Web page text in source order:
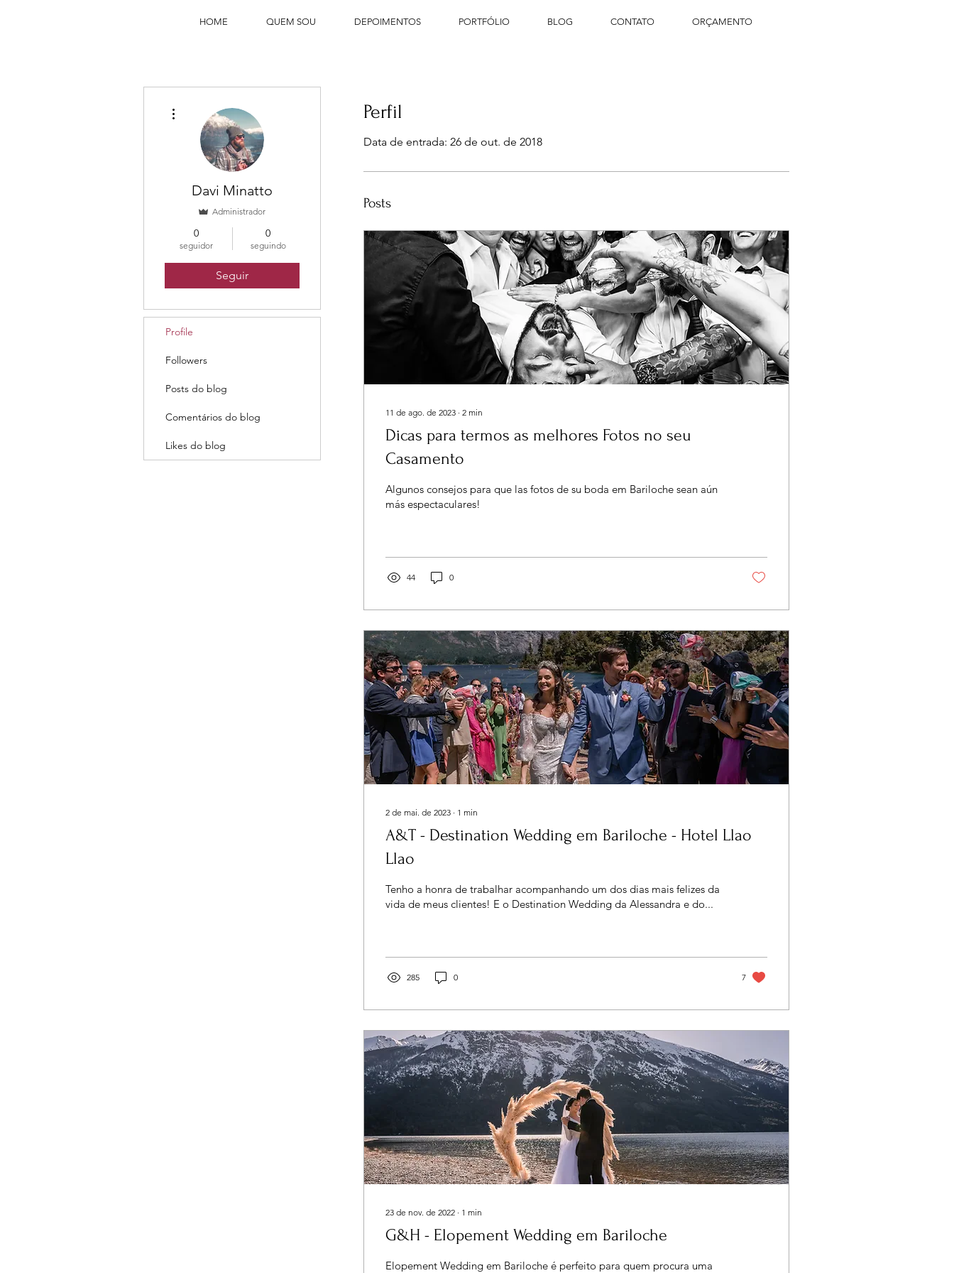
HOME QUEM SOU DEPOIMENTOS PORTFÓLIO BLOG CONTATO ORÇAMENTO
Perfil
Data de entrada: 26 de out. de 2018
Posts
11 de ago. de 2023 ∙ 2 min
Dicas para termos as melhores Fotos no seu
Casamento
Algunos consejos para que las fotos de su boda em Bariloche sean aún
más espectaculares!
44 0
2 de mai. de 2023 ∙ 1 min
A&T - Destination Wedding em Bariloche - Hotel Llao
Llao
Tenho a honra de trabalhar acompanhando um dos dias mais felizes da
vida de meus clientes! E o Destination Wedding da Alessandra e do...
285 0 7
23 de nov. de 2022 ∙ 1 min
G&H - Elopement Wedding em Bariloche
Elopement Wedding em Bariloche é perfeito para quem procura uma
Davi Minatto
Administrador
0
seguidor
0
seguindo
Seguir
Profile
Followers
Posts do blog
Comentários do blog
Likes do blog